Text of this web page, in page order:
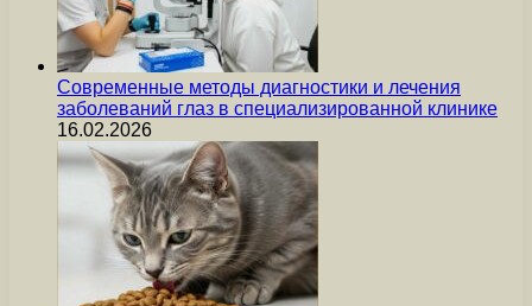
Современные методы диагностики и лечения
заболеваний глаз в специализированной клинике
16.02.2026